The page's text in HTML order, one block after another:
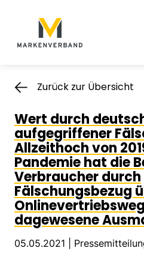
Hauptnavigation
Zurück zur Übersicht
Wert durch
aufgegriffener
Allzeithoch von
Pandemie hat die
Verbraucher durch
Fälschungsbezug
dagewesene
05.05.2021 |